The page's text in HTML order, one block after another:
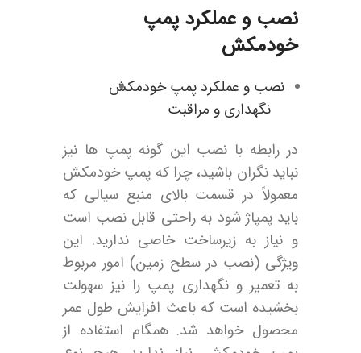
نصب و عملکرد پمپ
خودمکش
نصب و عملکرد پمپ خودمکش
نگهداری و مراقبت
در رابطه با نصب این گونه پمپ ها نیز
نباید نگران باشید، چرا که پمپ‌ خودمکش
معمولاً در قسمت بالای منبع سیالی که
باید پمپاژ شود به راحتی قابل نصب است
و نیاز به زیرساخت‌ خاصی ندارید. این
ویژگی (نصب در سطح زمین) امور مربوط
به تعمیر و نگهداری پمپ را نیز سهولت
بخشیده است که باعث افزایش طول عمر
محصول خواهد شد. همگام استفاده از